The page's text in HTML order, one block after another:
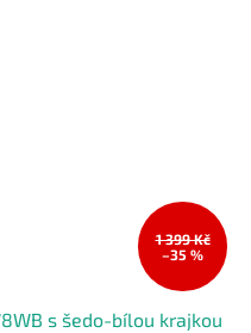
1 399 Kč
–35 %
s šedo-bílou krajkou